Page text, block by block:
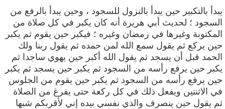
يبدأ بالتكبير حين يبدأ بالنزول للسجود ، وحين يبدأ بالرفع من
السجود ؛ لحديث أبي هريرة أنه كان يكبر في كل صلاة من
المكتوبة وغيرها في رمضان وغيره ؛ فيكبر حين يقوم ثم يكبر
حين يركع ثم يقول سمع الله لمن حمده ثم يقول ربنا ولك
الحمد قبل أن يسجد ثم يقول الله أكبر حين يهوي ساجدا ثم
يكبر حين يرفع رأسه من السجود ثم يكبر حين يسجد ثم يكبر
حين يرفع رأسه من السجود ثم يكبر حين يقوم من الجلوس
في الاثنتين ويفعل ذلك في كل ركعة حتى يفرغ من الصلاة
ثم يقول حين ينصرف والذي نفسي بيده إني لأقربكم شبها